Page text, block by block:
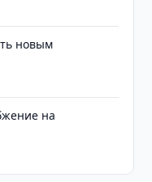
новым
на